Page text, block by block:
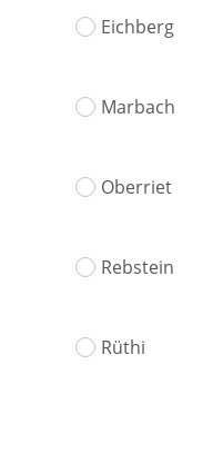
Eichberg
Marbach
Oberriet
Rebstein
Rüthi